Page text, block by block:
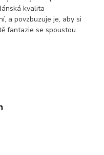
kvalita
a povzbuzuje je, aby si
fantazie se spoustou